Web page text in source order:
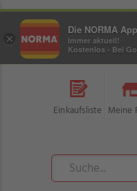
Einkaufsliste Meine
×
Die NORMA App
Immer aktuell!
Kostenlos - Bei